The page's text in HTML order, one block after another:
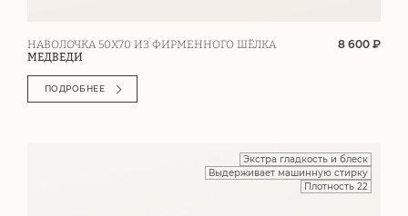
НАВОЛОЧКА 50Х70 ИЗ ФИРМЕННОГО ШЁЛКА
МЕДВЕДИ
8 600 ₽
ПОДРОБНЕЕ
Экстра гладкость и блеск
Выдерживает машинную стирку
Плотность 22